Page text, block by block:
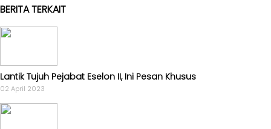
BERITA TERKAIT
Lantik Tujuh Pejabat Eselon II, Ini Pesan Khusus
02 April 2023